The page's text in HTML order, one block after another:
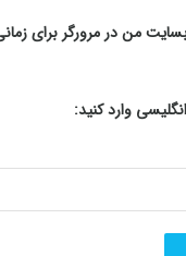
من در مرورگر برای
وارد کنید: